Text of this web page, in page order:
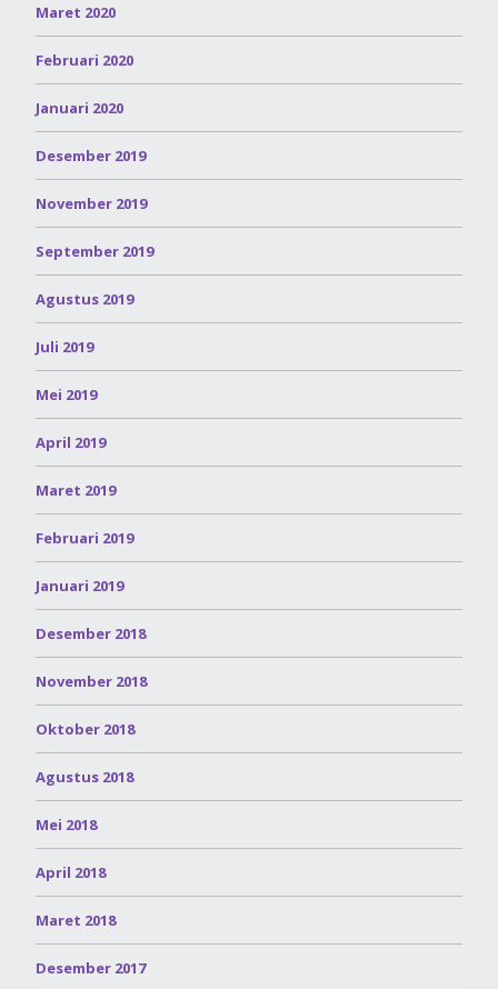
Maret 2020
Februari 2020
Januari 2020
Desember 2019
November 2019
September 2019
Agustus 2019
Juli 2019
Mei 2019
April 2019
Maret 2019
Februari 2019
Januari 2019
Desember 2018
November 2018
Oktober 2018
Agustus 2018
Mei 2018
April 2018
Maret 2018
Desember 2017